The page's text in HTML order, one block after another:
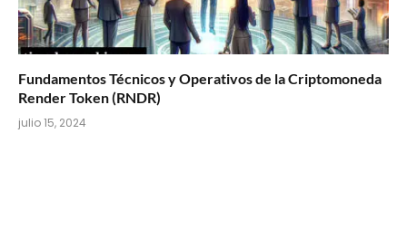
Fundamentos Técnicos y Operativos de la Criptomoneda
Render Token (RNDR)
julio 15, 2024